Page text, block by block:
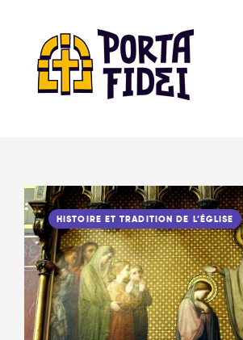
HISTOIRE ET TRADITION DE L’ÉGLISE